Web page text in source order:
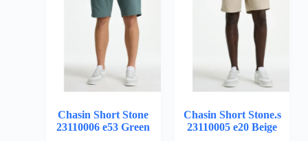
Chasin Short Stone
23110006 e53 Green
Chasin Short Stone.s
23110005 e20 Beige